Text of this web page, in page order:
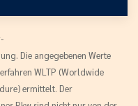
Die angegebenen Werte
WLTP (Worldwide
ermittelt. Der